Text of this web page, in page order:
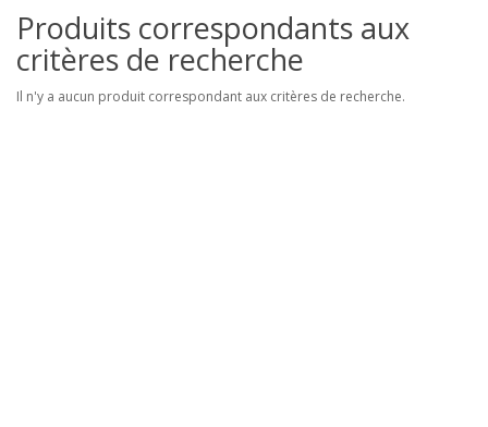
Produits correspondants aux
critères de recherche
Il n'y a aucun produit correspondant aux critères de recherche.